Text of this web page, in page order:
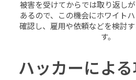
被害を受けてからでは取り返し
あるので、この機会にホワイト
確認し、雇用や依頼などを検討
す。
ハッカーによ